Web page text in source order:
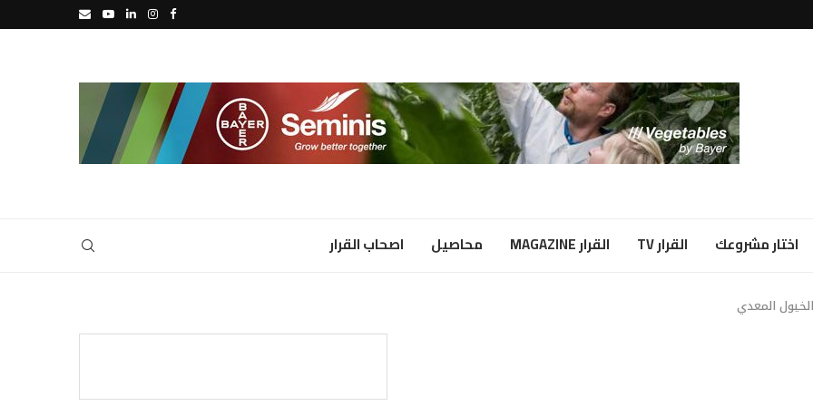
اختار مشروعك القرار TV القرار MAGAZINE محاصيل اصحاب القرار